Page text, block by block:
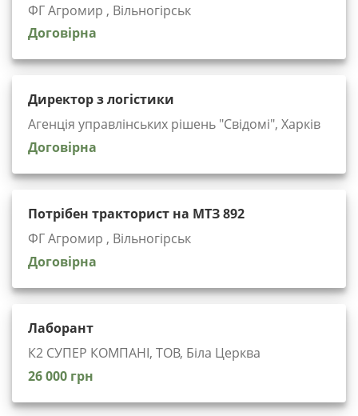
ФГ Агромир , Вільногірськ
Договірна
Директор з логістики
Агенція управлінських рішень "Cвідомі", Харків
Договірна
Потрібен тракторист на МТЗ 892
ФГ Агромир , Вільногірськ
Договірна
Лаборант
К2 СУПЕР КОМПАНІ, ТОВ, Біла Церква
26 000 грн